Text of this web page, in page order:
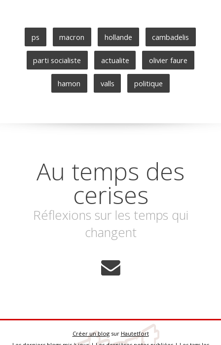
ps macron hollande cambadelis
parti socialiste actualite olivier faure
hamon valls politique
Au temps des
cerises
Réflexions sur les temps qui
changent
Créer un blogsur Hautetfort